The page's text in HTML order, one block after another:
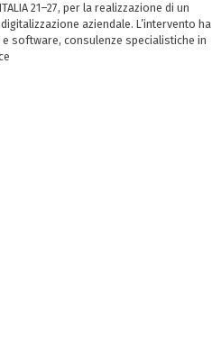
21–27, per la realizzazione di un
aziendale. L’intervento ha
software, consulenze specialistiche in